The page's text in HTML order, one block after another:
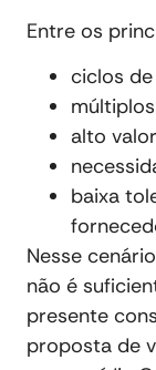
Entre os
ciclos
alto
baixa
Nesse
não é
presente
proposta de